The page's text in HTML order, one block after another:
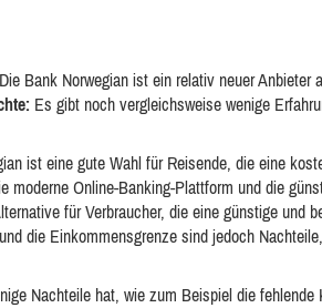
Die Bank Norwegian ist ein relativ neuer Anbieter
Es gibt noch vergleichsweise wenige
ist eine gute Wahl für Reisende, die eine
moderne Online-Banking-Plattform und die
für Verbraucher, die eine günstige und
die Einkommensgrenze sind jedoch
Nachteile hat, wie zum Beispiel die